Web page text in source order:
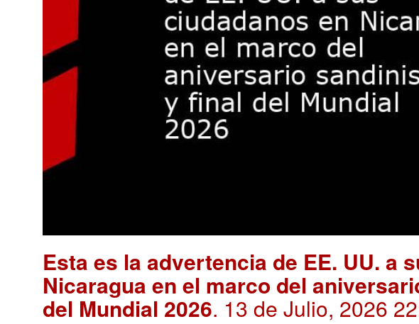
Esta es la advertencia de EE. UU. a
Nicaragua en el marco del
del Mundial 2026. 13 de Julio, 2026